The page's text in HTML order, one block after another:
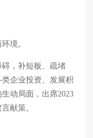
境。
，补短板、疏堵
企业投资、发展积
动局面，出席2023
献策。